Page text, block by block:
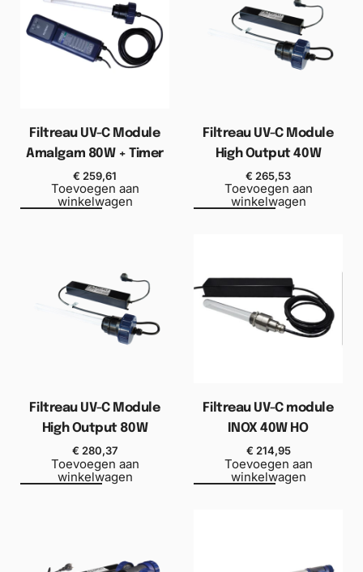
Filtreau UV-C Module
Amalgam 80W + Timer
€ 259,61
Toevoegen aan
winkelwagen
Filtreau UV-C Module
High Output 40W
€ 265,53
Toevoegen aan
winkelwagen
Filtreau UV-C Module
High Output 80W
€ 280,37
Toevoegen aan
winkelwagen
Filtreau UV-C module
INOX 40W HO
€ 214,95
Toevoegen aan
winkelwagen